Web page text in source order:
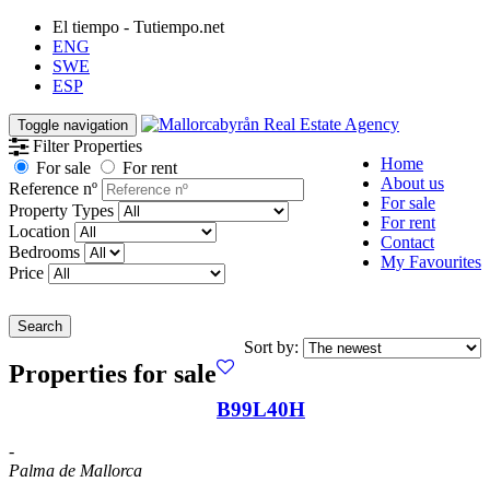
El tiempo - Tutiempo.net
ENG
SWE
ESP
Toggle navigation
Home
About us
For sale
For rent
Contact
My Favourites
Filter Properties
For sale
For rent
Reference nº
Property Types
Location
Bedrooms
Price
Search
Properties for sale
Sort by:
B99L40H
-
Palma de Mallorca